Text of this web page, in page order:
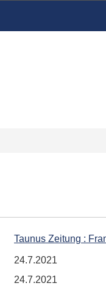
Taunus Zeitung :
24.7.2021
24.7.2021